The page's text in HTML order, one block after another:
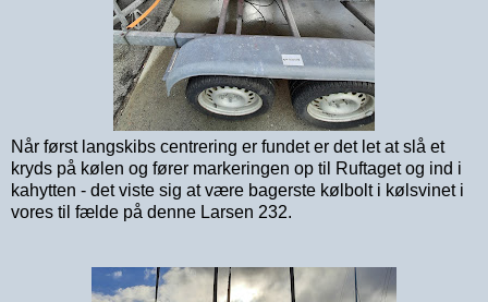
Når først langskibs centrering er fundet er det let at slå et
kryds på kølen og fører markeringen op til Ruftaget og ind i
kahytten - det viste sig at være bagerste kølbolt i kølsvinet i
vores til fælde på denne Larsen 232.